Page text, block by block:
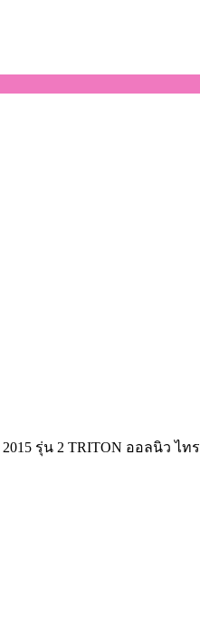
รุ่น 2 TRITON ออลนิว ไท